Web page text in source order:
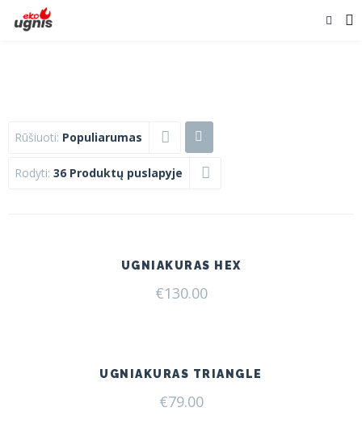
Rūšiuoti: Populiarumas
Rodyti: 36 Produktų puslapyje
UGNIAKURAS HEX
€130.00
UGNIAKURAS TRIANGLE
€79.00